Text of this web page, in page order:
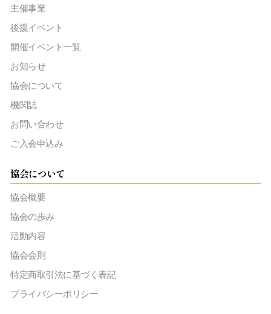
主催事業
後援イベント
開催イベント一覧
お知らせ
協会について
機関誌
お問い合わせ
ご入会申込み
協会について
協会概要
協会の歩み
活動内容
協会会則
特定商取引法に基づく表記
プライバシーポリシー